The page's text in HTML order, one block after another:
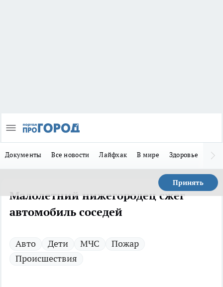
Документы Все новости Лайфхак В мире Здоровье
Принять
Малолетний нижегородец сжег
автомобиль соседей
Авто Дети МЧС
Пожар
Происшествия